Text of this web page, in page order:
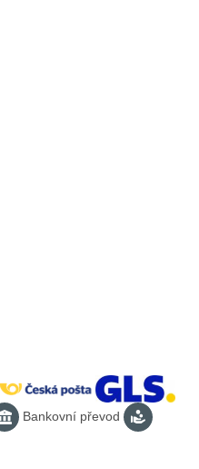
Bankovní převod